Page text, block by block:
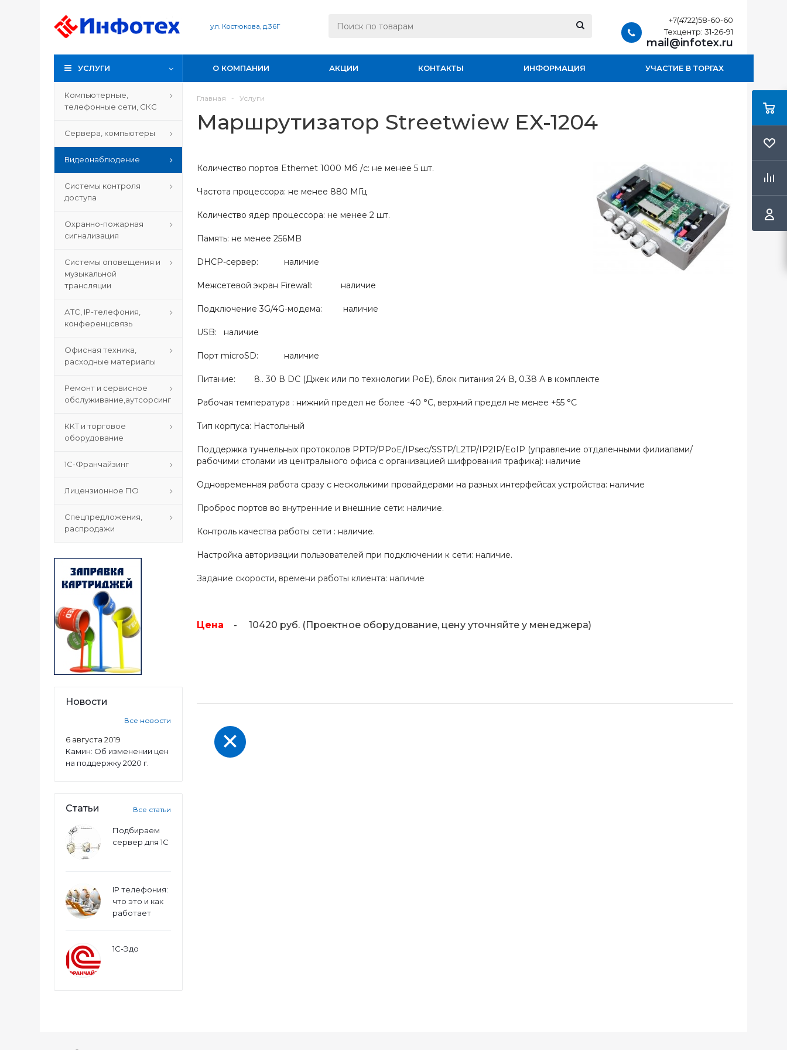
ул. Костюкова, д.36Г
+7(4722)58-60-60
Техцентр: 31-26-91
mail@infotex.ru
УСЛУГИ О КОМПАНИИ АКЦИИ КОНТАКТЫ ИНФОРМАЦИЯ УЧАСТИЕ В ТОРГАХ
Компьютерные,
телефонные сети, СКС
Сервера, компьютеры
Видеонаблюдение
Системы контроля
доступа
Охранно-пожарная
сигнализация
Системы оповещения и
музыкальной
трансляции
АТС, IP-телефония,
конференцсвязь
Офисная техника,
расходные материалы
Ремонт и сервисное
обслуживание,аутсорсинг
ККТ и торговое
оборудование
1С-Франчайзинг
Лицензионное ПО
Спецпредложения,
распродажи
Новости
Все новости
6 августа 2019
Камин: Об изменении цен
на поддержку 2020 г.
Статьи Все статьи
Подбираем
сервер для 1С
IP телефония:
что это и как
работает
1С-Эдо
Главная - Услуги
Маршрутизатор Streetwiew EX-1204
Количество портов Ethernet 1000 Мб /с: не менее 5 шт.
Частота процессора: не менее 880 МГц
Количество ядер процессора: не менее 2 шт.
Память: не менее 256MB
DHCP-сервер: наличие
Межсетевой экран Firewall: наличие
Подключение 3G/4G-модема: наличие
USB: наличие
Порт microSD: наличие
Питание: 8.. 30 В DC (Джек или по технологии PoE), блок питания 24 В, 0.38 А в комплекте
Рабочая температура : нижний предел не более -40 °С, верхний предел не менее +55 °С
Тип корпуса: Настольный
Поддержка туннельных протоколов PPTP/PPoE/IPsec/SSTP/L2TP/IP2IP/EoIP (управление отдаленными филиалами/
рабочими столами из центрального офиса с организацией шифрования трафика): наличие
Одновременная работа сразу с несколькими провайдерами на разных интерфейсах устройства: наличие
Проброс портов во внутренние и внешние сети: наличие.
Контроль качества работы сети : наличие.
Настройка авторизации пользователей при подключении к сети: наличие.
Задание скорости, времени работы клиента: наличие
Цена - 10420 руб. (Проектное оборудование, цену уточняйте у менеджера)